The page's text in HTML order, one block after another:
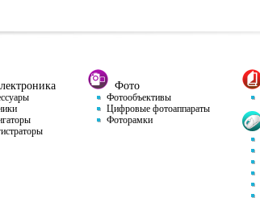
Фото
Фотообъективы
Цифровые фотоаппараты
Фоторамки